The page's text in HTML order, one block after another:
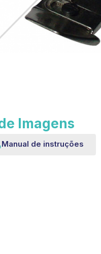
Imagens
Manual de instruções